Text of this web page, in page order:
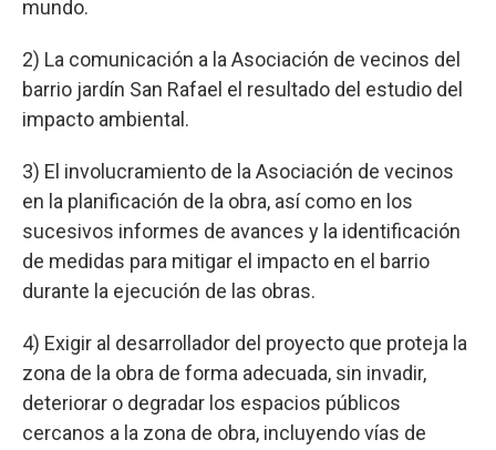
mundo.
2) La comunicación a la Asociación de vecinos del
barrio jardín San Rafael el resultado del estudio del
impacto ambiental.
3) El involucramiento de la Asociación de vecinos
en la planificación de la obra, así como en los
sucesivos informes de avances y la identificación
de medidas para mitigar el impacto en el barrio
durante la ejecución de las obras.
4) Exigir al desarrollador del proyecto que proteja la
zona de la obra de forma adecuada, sin invadir,
deteriorar o degradar los espacios públicos
cercanos a la zona de obra, incluyendo vías de